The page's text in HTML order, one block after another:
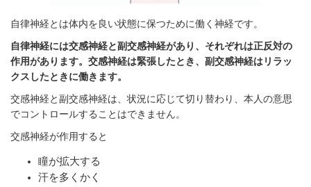
自律神経とは体内を良い状態に保つために働く神経です。
自律神経には交感神経と副交感神経があり、それぞれは正反対の
作用があります。交感神経は緊張したとき、副交感神経はリラッ
クスしたときに働きます。
交感神経と副交感神経は、状況に応じて切り替わり、本人の意思
でコントロールすることはできません。
交感神経が作用すると
瞳が拡大する
汗を多くかく